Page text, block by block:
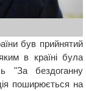
був прийнятий
в країні була
"За бездоганну
поширюється на